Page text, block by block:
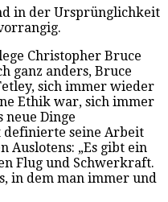
in der Ursprünglichkeit
Christopher Bruce
ganz anders, Bruce
sich immer wieder
Ethik war, sich immer
Dinge
definierte seine Arbeit
Auslotens: „Es gibt ein
Flug und Schwerkraft.
in dem man immer und